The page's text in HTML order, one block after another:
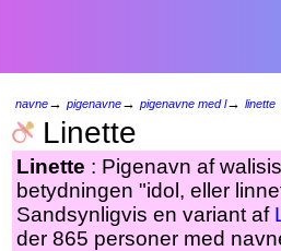
navne→ pigenavne→ pigenavne med l→ linette
Linette
Linette : Pigenavn af
betydningen "idol, eller
Sandsynligvis en variant af
der 865 personer med